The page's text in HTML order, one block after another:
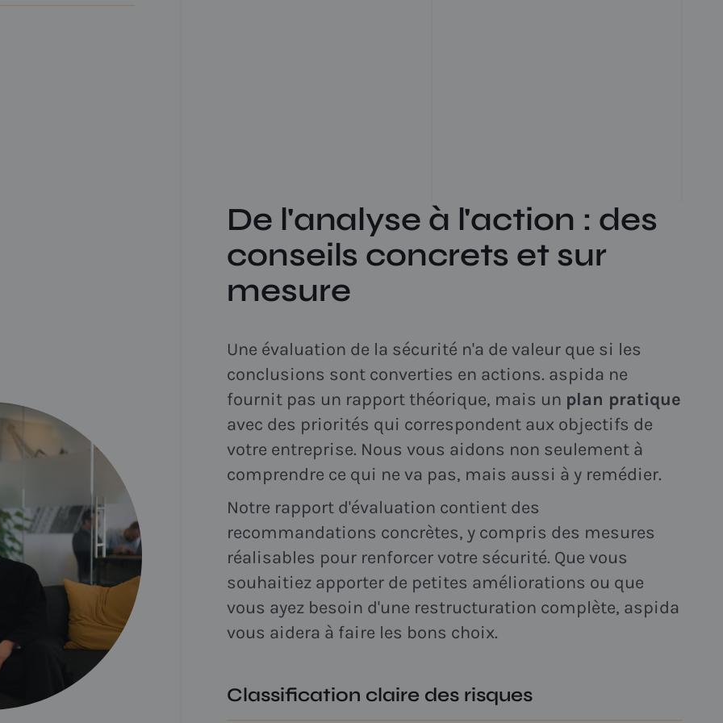
dans vos
ont
De l'analyse à l'action : des
conseils concrets et sur
mesure
Une évaluation de la sécurité n'a de valeur que si les
conclusions sont converties en actions. aspida ne
fournit pas un rapport théorique, mais un plan pratique
avec des priorités qui correspondent aux objectifs de
votre entreprise. Nous vous aidons non seulement à
comprendre ce qui ne va pas, mais aussi à y remédier.
Notre rapport d'évaluation contient des
recommandations concrètes, y compris des mesures
réalisables pour renforcer votre sécurité. Que vous
souhaitiez apporter de petites améliorations ou que
vous ayez besoin d'une restructuration complète, aspida
vous aidera à faire les bons choix.
Classification claire des risques